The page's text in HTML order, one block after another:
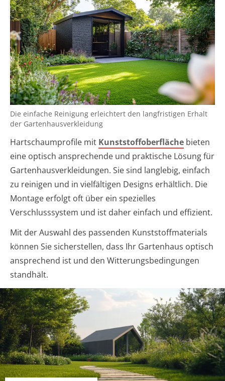
Die einfache Reinigung erleichtert den langfristigen Erhalt
der Gartenhausverkleidung
Hartschaumprofile mit Kunststoffoberfläche bieten
eine optisch ansprechende und praktische Lösung für
Gartenhausverkleidungen. Sie sind langlebig, einfach
zu reinigen und in vielfältigen Designs erhältlich. Die
Montage erfolgt oft über ein spezielles
Verschlusssystem und ist daher einfach und effizient.
Mit der Auswahl des passenden Kunststoffmaterials
können Sie sicherstellen, dass Ihr Gartenhaus optisch
ansprechend ist und den Witterungsbedingungen
standhält.